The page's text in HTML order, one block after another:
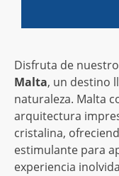
Disfruta de nuestro
Malta, un destino
naturaleza. Malta
arquitectura
cristalina,
estimulante para
experiencia